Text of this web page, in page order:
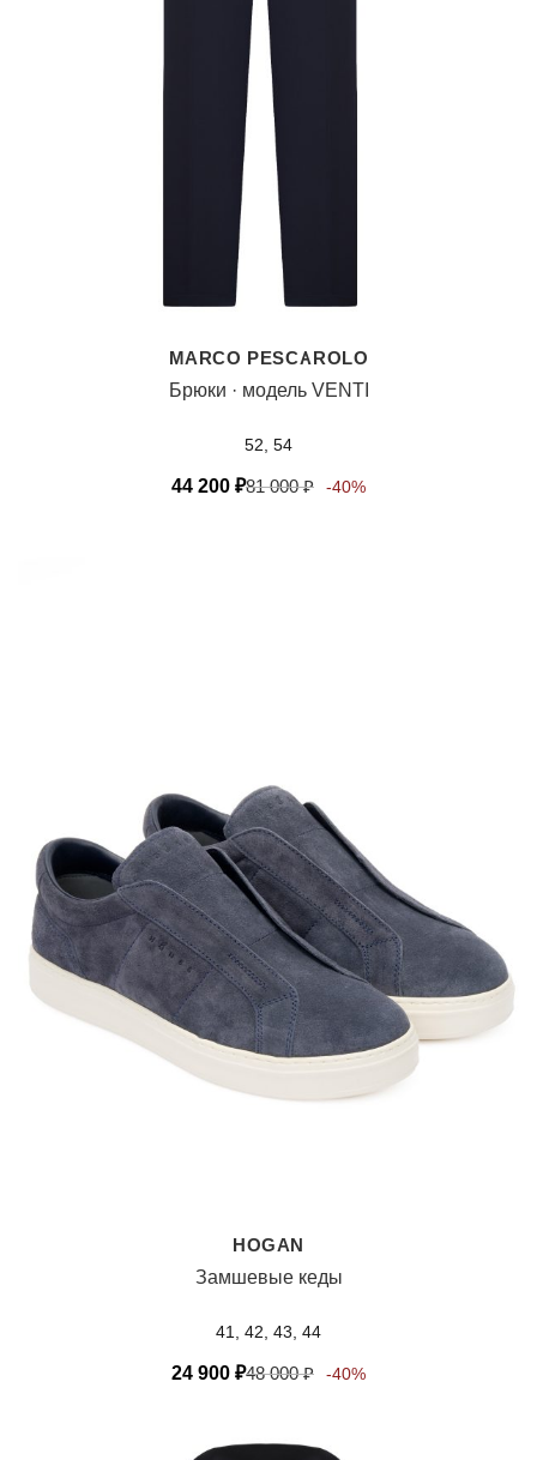
MARCO PESCAROLO
Брюки · модель VENTI
52, 54
44 200 ₽81 000₽ -40%
HOGAN
Замшевые кеды
41, 42, 43, 44
24 900 ₽48 000₽ -40%